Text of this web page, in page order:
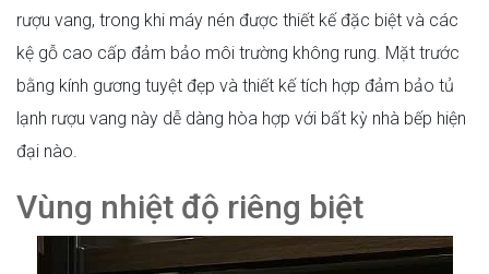
rượu vang, trong khi máy nén được thiết kế đặc biệt và các
kệ gỗ cao cấp đảm bảo môi trường không rung. Mặt trước
bằng kính gương tuyệt đẹp và thiết kế tích hợp đảm bảo tủ
lạnh rượu vang này dễ dàng hòa hợp với bất kỳ nhà bếp hiện
đại nào.
Vùng nhiệt độ riêng biệt